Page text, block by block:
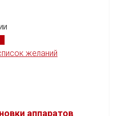
желаний
аппаратов